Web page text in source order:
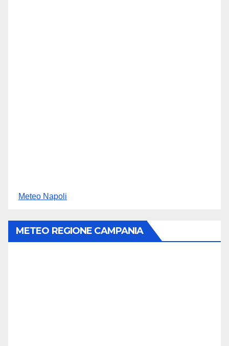
Meteo Napoli
METEO REGIONE CAMPANIA